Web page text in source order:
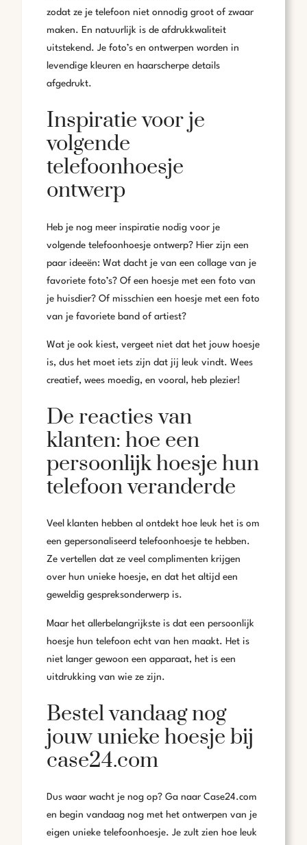
zodat ze je telefoon niet onnodig groot of zwaar
maken. En natuurlijk is de afdrukkwaliteit
uitstekend. Je foto’s en ontwerpen worden in
levendige kleuren en haarscherpe details
afgedrukt.
Inspiratie voor je
volgende
telefoonhoesje
ontwerp
Heb je nog meer inspiratie nodig voor je
volgende telefoonhoesje ontwerp? Hier zijn een
paar ideeën: Wat dacht je van een collage van je
favoriete foto’s? Of een hoesje met een foto van
je huisdier? Of misschien een hoesje met een foto
van je favoriete band of artiest?
Wat je ook kiest, vergeet niet dat het jouw hoesje
is, dus het moet iets zijn dat jij leuk vindt. Wees
creatief, wees moedig, en vooral, heb plezier!
De reacties van
klanten: hoe een
persoonlijk hoesje hun
telefoon veranderde
Veel klanten hebben al ontdekt hoe leuk het is om
een gepersonaliseerd telefoonhoesje te hebben.
Ze vertellen dat ze veel complimenten krijgen
over hun unieke hoesje, en dat het altijd een
geweldig gespreksonderwerp is.
Maar het allerbelangrijkste is dat een persoonlijk
hoesje hun telefoon echt van hen maakt. Het is
niet langer gewoon een apparaat, het is een
uitdrukking van wie ze zijn.
Bestel vandaag nog
jouw unieke hoesje bij
case24.com
Dus waar wacht je nog op? Ga naar Case24.com
en begin vandaag nog met het ontwerpen van je
eigen unieke telefoonhoesje. Je zult zien hoe leuk